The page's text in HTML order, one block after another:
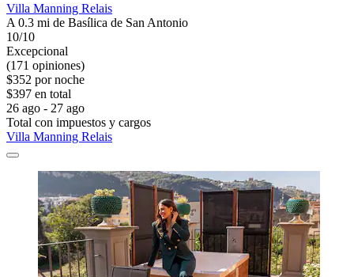
Villa Manning Relais
A 0.3 mi de Basílica de San Antonio
10/10
Excepcional
(171 opiniones)
$352 por noche
$397 en total
26 ago - 27 ago
Total con impuestos y cargos
Villa Manning Relais